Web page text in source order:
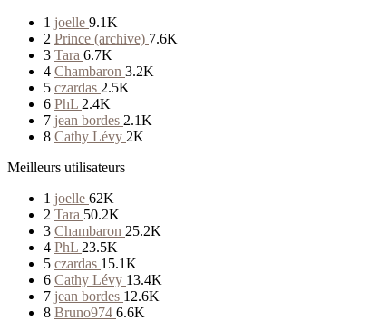
1 joelle 9.1K
2 Prince (archive) 7.6K
3 Tara 6.7K
4 Chambaron 3.2K
5 czardas 2.5K
6 PhL 2.4K
7 jean bordes 2.1K
8 Cathy Lévy 2K
Meilleurs utilisateurs
1 joelle 62K
2 Tara 50.2K
3 Chambaron 25.2K
4 PhL 23.5K
5 czardas 15.1K
6 Cathy Lévy 13.4K
7 jean bordes 12.6K
8 Bruno974 6.6K